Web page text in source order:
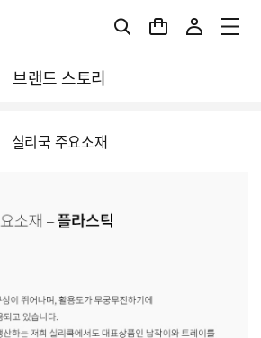
브랜드 스토리
실리국 주요소재